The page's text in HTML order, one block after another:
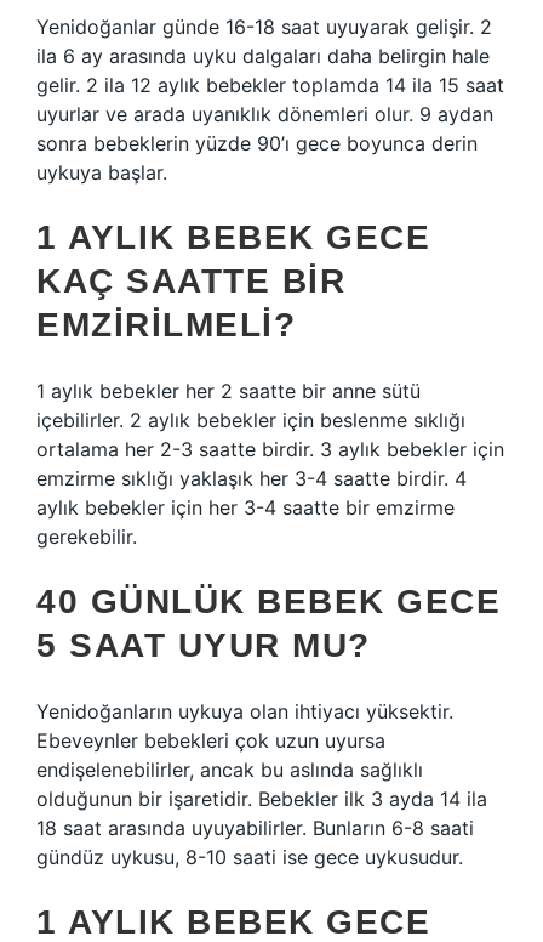
Yenidoğanlar günde 16-18 saat uyuyarak gelişir. 2
ila 6 ay arasında uyku dalgaları daha belirgin hale
gelir. 2 ila 12 aylık bebekler toplamda 14 ila 15 saat
uyurlar ve arada uyanıklık dönemleri olur. 9 aydan
sonra bebeklerin yüzde 90’ı gece boyunca derin
uykuya başlar.
1 AYLIK BEBEK GECE
KAÇ SAATTE BIR
EMZIRILMELI?
1 aylık bebekler her 2 saatte bir anne sütü
içebilirler. 2 aylık bebekler için beslenme sıklığı
ortalama her 2-3 saatte birdir. 3 aylık bebekler için
emzirme sıklığı yaklaşık her 3-4 saatte birdir. 4
aylık bebekler için her 3-4 saatte bir emzirme
gerekebilir.
40 GÜNLÜK BEBEK GECE
5 SAAT UYUR MU?
Yenidoğanların uykuya olan ihtiyacı yüksektir.
Ebeveynler bebekleri çok uzun uyursa
endişelenebilirler, ancak bu aslında sağlıklı
olduğunun bir işaretidir. Bebekler ilk 3 ayda 14 ila
18 saat arasında uyuyabilirler. Bunların 6-8 saati
gündüz uykusu, 8-10 saati ise gece uykusudur.
1 AYLIK BEBEK GECE